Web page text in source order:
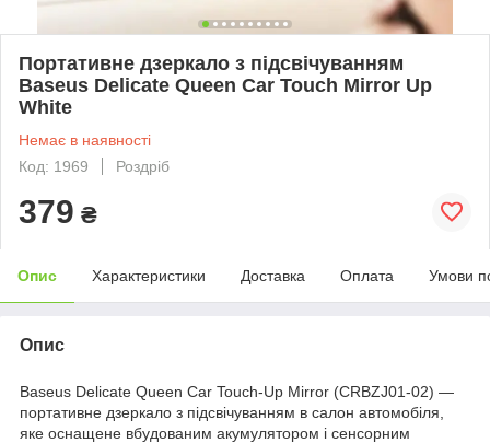
Портативне дзеркало з підсвічуванням
Baseus Delicate Queen Car Touch Mirror Up
White
Немає в наявності
Код: 1969
Роздріб
379 ₴
Опис Характеристики Доставка Оплата Умови
Опис
Baseus Delicate Queen Car Touch-Up Mirror (CRBZJ01-02) —
портативне дзеркало з підсвічуванням в салон автомобіля,
яке оснащене вбудованим акумулятором і сенсорним